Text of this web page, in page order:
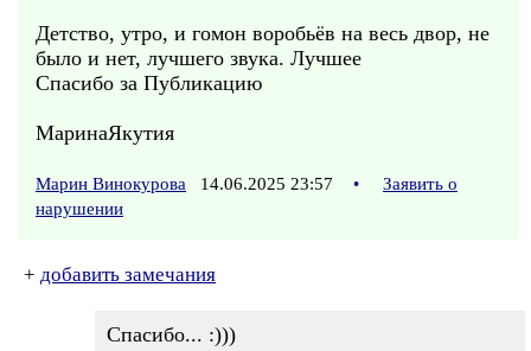
Детство, утро, и гомон воробьёв на весь двор, не
было и нет, лучшего звука. Лучшее
Спасибо за Публикацию
МаринаЯкутия
Марин Винокурова 14.06.2025 23:57 •
Заявить о
нарушении
+ добавить замечания
Спасибо... :)))